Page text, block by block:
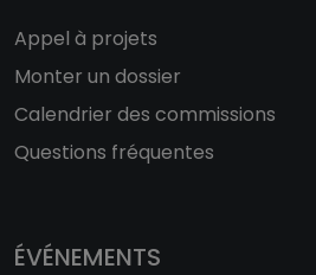
Appel à projets
Monter un dossier
Calendrier des commissions
Questions fréquentes
ÉVÉNEMENTS